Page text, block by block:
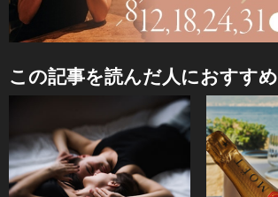
この記事を読んだ人におすすめ